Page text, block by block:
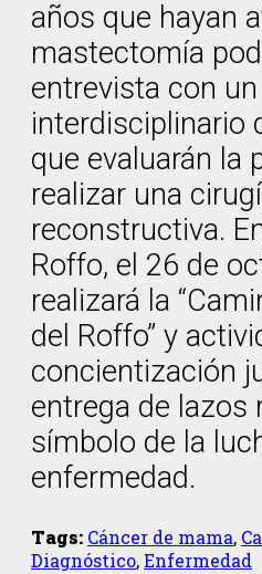
años que hayan
mastectomía
entrevista con
interdisciplinario
que evaluarán la
realizar una
reconstructiva.
Roffo, el 26 de
realizará la
del Roffo” y
concientización
entrega de lazos
símbolo de la
enfermedad.
Tags: Cáncer de mama,
Diagnóstico,Enfermedad